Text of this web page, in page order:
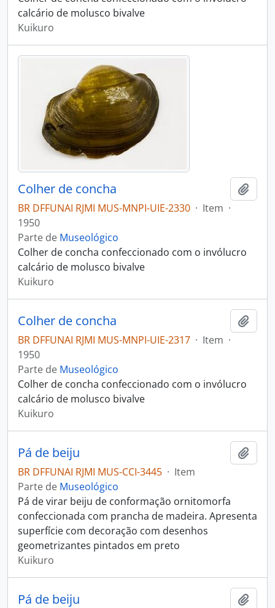
calcário de molusco bivalve
Kuikuro
Colher de concha
BR DFFUNAI RJMI MUS-MNPI-UIE-2330 · Item ·
1950
Parte de Museológico
Colher de concha confeccionado com o invólucro
calcário de molusco bivalve
Kuikuro
Colher de concha
BR DFFUNAI RJMI MUS-MNPI-UIE-2317 · Item ·
1950
Parte de Museológico
Colher de concha confeccionado com o invólucro
calcário de molusco bivalve
Kuikuro
Pá de beiju
BR DFFUNAI RJMI MUS-CCI-3445 · Item
Parte de Museológico
Pá de virar beiju de conformação ornitomorfa
confeccionada com prancha de madeira. Apresenta
superfície com decoração com desenhos
geometrizantes pintados em preto
Kuikuro
Pá de beiju